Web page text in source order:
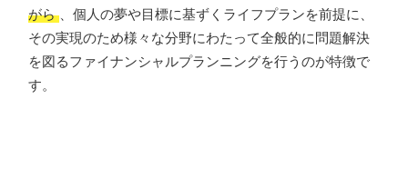
がら
、個人の夢や目標に基ずくライフプランを前提に、
その実現のため様々な分野にわたって全般的に問題解決
を図るファイナンシャルプランニングを行うのが特徴で
す。